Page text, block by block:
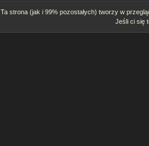
Ta strona (jak i 99% pozostałych) tworzy w
Jeśli ci się